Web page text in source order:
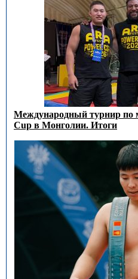
Международный турнир по
Cup в Монголии. Итоги